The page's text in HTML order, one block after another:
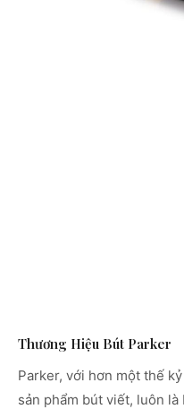
Thương Hiệu Bút Parker
Parker, với hơn một thế
sản phẩm bút viết, luôn